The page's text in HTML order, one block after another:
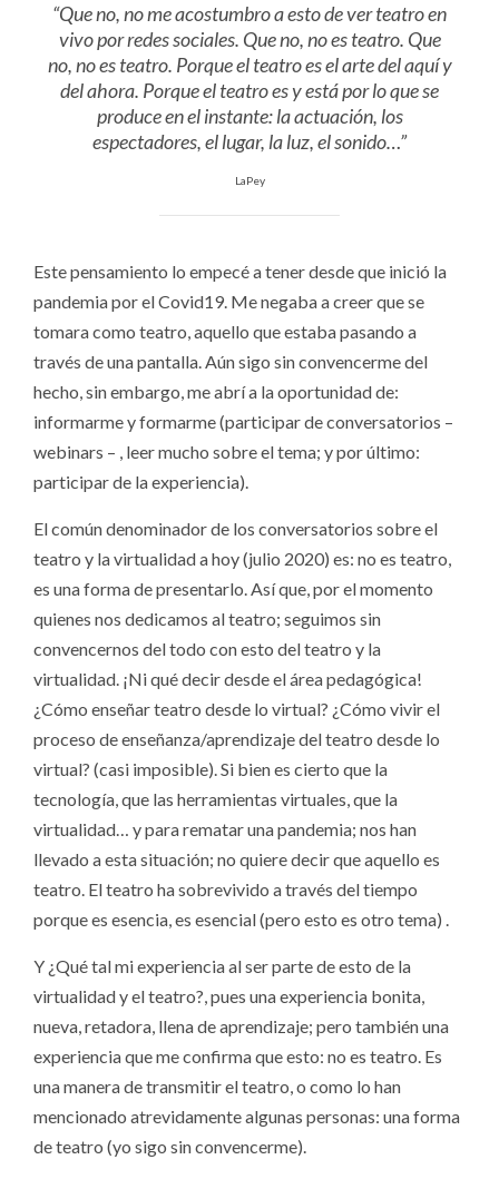
“Que no, no me acostumbro a esto de ver teatro en
vivo por redes sociales. Que no, no es teatro. Que
no, no es teatro. Porque el teatro es el arte del aquí y
del ahora. Porque el teatro es y está por lo que se
produce en el instante: la actuación, los
espectadores, el lugar, la luz, el sonido…”
LaPey
Este pensamiento lo empecé a tener desde que inició la
pandemia por el Covid19. Me negaba a creer que se
tomara como teatro, aquello que estaba pasando a
través de una pantalla. Aún sigo sin convencerme del
hecho, sin embargo, me abrí a la oportunidad de:
informarme y formarme (participar de conversatorios –
webinars – , leer mucho sobre el tema; y por último:
participar de la experiencia).
El común denominador de los conversatorios sobre el
teatro y la virtualidad a hoy (julio 2020) es: no es teatro,
es una forma de presentarlo. Así que, por el momento
quienes nos dedicamos al teatro; seguimos sin
convencernos del todo con esto del teatro y la
virtualidad. ¡Ni qué decir desde el área pedagógica!
¿Cómo enseñar teatro desde lo virtual? ¿Cómo vivir el
proceso de enseñanza/aprendizaje del teatro desde lo
virtual? (casi imposible). Si bien es cierto que la
tecnología, que las herramientas virtuales, que la
virtualidad… y para rematar una pandemia; nos han
llevado a esta situación; no quiere decir que aquello es
teatro. El teatro ha sobrevivido a través del tiempo
porque es esencia, es esencial (pero esto es otro tema) .
Y ¿Qué tal mi experiencia al ser parte de esto de la
virtualidad y el teatro?, pues una experiencia bonita,
nueva, retadora, llena de aprendizaje; pero también una
experiencia que me confirma que esto: no es teatro. Es
una manera de transmitir el teatro, o como lo han
mencionado atrevidamente algunas personas: una forma
de teatro (yo sigo sin convencerme).